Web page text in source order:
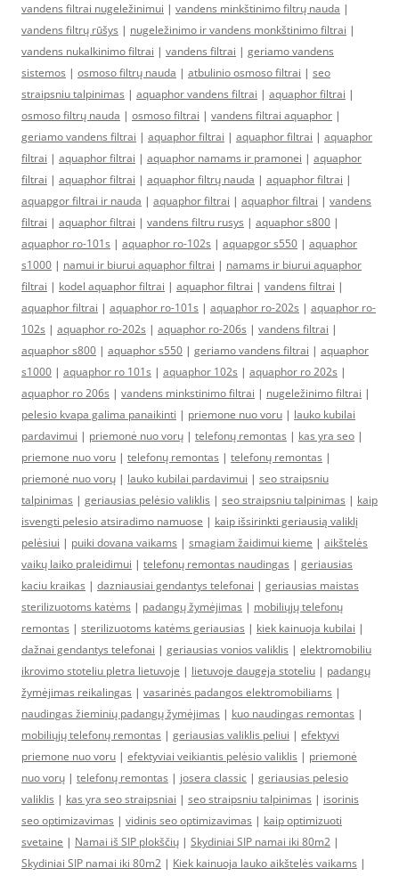
vandens filtrai nugeležinimui | vandens minkštinimo filtrų nauda |
vandens filtrų rūšys | nugeležinimo ir vandens monkštinimo filtrai |
vandens nukalkinimo filtrai | vandens filtrai | geriamo vandens
sistemos | osmoso filtrų nauda | atbulinio osmoso filtrai | seo
straipsniu talpinimas | aquaphor vandens filtrai | aquaphor filtrai |
osmoso filtrų nauda | osmoso filtrai | vandens filtrai aquaphor |
geriamo vandens filtrai | aquaphor filtrai | aquaphor filtrai | aquaphor
filtrai | aquaphor filtrai | aquaphor namams ir pramonei | aquaphor
filtrai | aquaphor filtrai | aquaphor filtrų nauda | aquaphor filtrai |
aquapgor filtrai ir nauda | aquaphor filtrai | aquaphor filtrai | vandens
filtrai | aquaphor filtrai | vandens filtru rusys | aquaphor s800 |
aquaphor ro-101s | aquaphor ro-102s | aquapgor s550 | aquaphor
s1000 | namui ir biurui aquaphor filtrai | namams ir biurui aquaphor
filtrai | kodel aquaphor filtrai | aquaphor filtrai | vandens filtrai |
aquaphor filtrai | aquaphor ro-101s | aquaphor ro-202s | aquaphor ro-
102s | aquaphor ro-202s | aquaphor ro-206s | vandens filtrai |
aquaphor s800 | aquaphor s550 | geriamo vandens filtrai | aquaphor
s1000 | aquaphor ro 101s | aquaphor 102s | aquaphor ro 202s |
aquaphor ro 206s | vandens minkstinimo filtrai | nugeležinimo filtrai |
pelesio kvapa galima panaikinti | priemone nuo voru | lauko kubilai
pardavimui | priemonė nuo vorų | telefonų remontas | kas yra seo |
priemone nuo voru | telefonų remontas | telefonų remontas |
priemonė nuo vorų | lauko kubilai pardavimui | seo straipsniu
talpinimas | geriausias pelėsio valiklis | seo straipsniu talpinimas | kaip
isvengti pelesio atsiradimo namuose | kaip išsirinkti geriausią valiklį
pelėsiui | puiki dovana vaikams | smagiam žaidimui kieme | aikštelės
vaikų laiko praleidimui | telefonų remontas naudingas | geriausias
kaciu kraikas | dazniausiai gendantys telefonai | geriausias maistas
sterilizuotoms katėms | padangų žymėjimas | mobiliųjų telefonų
remontas | sterilizuotoms katėms geriausias | kiek kainuoja kubilai |
dažnai gendantys telefonai | geriausias vonios valiklis | elektromobiliu
ikrovimo stoteliu pletra lietuvoje | lietuvoje daugeja stoteliu | padangų
žymėjimas reikalingas | vasarinės padangos elektromobiliams |
naudingas žieminių padangų žymėjimas | kuo naudingas remontas |
mobiliųjų telefonų remontas | geriausias valiklis peliui | efektyvi
priemone nuo voru | efektyviai veikiantis pelėsio valiklis | priemonė
nuo vorų | telefonų remontas | josera classic | geriausias pelesio
valiklis | kas yra seo straipsniai | seo straipsniu talpinimas | isorinis
seo optimizavimas | vidinis seo optimizavimas | kaip optimizuoti
svetaine | Namai iš SIP plokščių | Skydiniai SIP namai iki 80m2 |
Skydiniai SIP namai iki 80m2 | Kiek kainuoja lauko aikštelės vaikams |